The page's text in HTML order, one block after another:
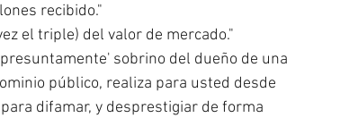
recibido."
el triple) del valor de mercado."
sobrino del dueño de una
público, realiza para usted desde
difamar, y desprestigiar de forma